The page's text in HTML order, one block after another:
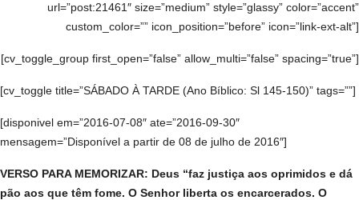
url=”post:21461″ size=”medium” style=”glassy” color=”accent”
custom_color=”” icon_position=”before” icon=”link-ext-alt”]
[cv_toggle_group first_open=”false” allow_multi=”false” spacing=”true”]
[cv_toggle title=”SÁBADO À TARDE (Ano Bíblico: Sl 145-150)” tags=””]
[disponivel em=”2016-07-08″ ate=”2016-09-30″
mensagem=”Disponível a partir de 08 de julho de 2016″]
VERSO PARA MEMORIZAR: Deus “faz justiça aos oprimidos e dá
pão aos que têm fome. O Senhor liberta os encarcerados. O